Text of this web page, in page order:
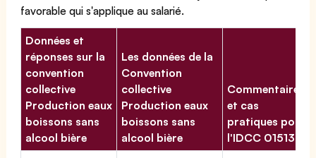
favorable qui s'applique au salarié.
Données et
réponses sur la
convention
collective
Production eaux
boissons sans
alcool bière
Les données de la
Convention
collective
Production eaux
boissons sans
alcool bière
Commentaires
et cas
pratiques pour
l'IDCC 01513